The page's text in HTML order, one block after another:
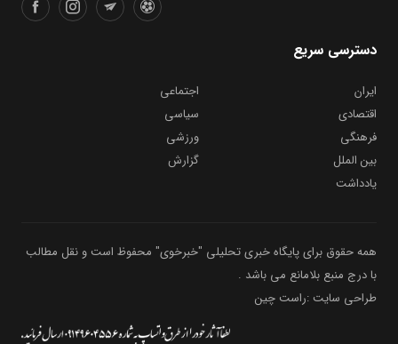
دسترسی سریع
ایران
اجتماعی
اقتصادی
سیاسی
فرهنگی
ورزشی
بین الملل
گزارش
یادداشت
همه حقوق برای پایگاه خبری تحلیلی "خبرخوی" محفوظ است و نقل مطالب
با درج منبع بلامانع می باشد .
طراحی سایت :راست چین